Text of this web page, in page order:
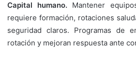
Capital humano. Mantener
requiere formación, rotaciones
seguridad claros. Programas de
rotación y mejoran respuesta ante